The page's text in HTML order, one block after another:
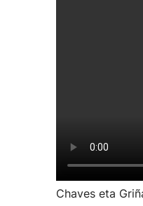
Chaves eta